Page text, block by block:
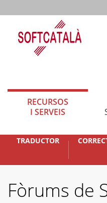
RECURSOS
I SERVEIS
TRADUCTOR
Fòrums de